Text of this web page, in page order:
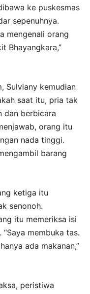
ke puskesmas
sepenuhnya.
mengenali orang
Bhayangkara,”
Sulviany kemudian
saat itu, pria tak
dan berbicara
orang itu
nada tinggi.
barang
ketiga itu
senonoh.
itu memeriksa isi
membuka tas.
ada makanan,”
peristiwa